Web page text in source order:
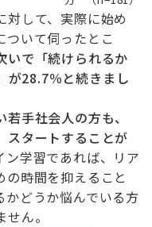
対して、実際に始め
ついて伺ったとこ
いで「続けられるか
が28.7％と続きまし
手社会人の方も、
スタートすることが
ン学習であれば、リア
時間を抑えること
どうか悩んでいる方
ん。